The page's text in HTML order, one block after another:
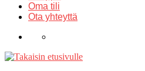
Oma tili
Ota yhteyttä